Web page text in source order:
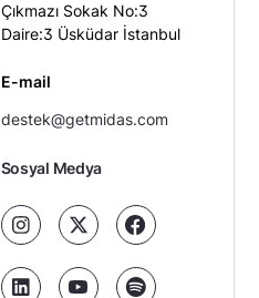
Çıkmazı Sokak No:3
Daire:3 Üsküdar İstanbul
E-mail
destek@getmidas.com
Sosyal Medya